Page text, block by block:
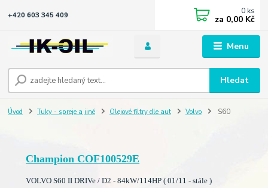
Menu
Hledat
+420 603 345 409 0 ks
za 0,00 Kč
Úvod Tuky - spreje a jiné Olejové filtry dle aut Volvo S60
Champion COF100529E
VOLVO S60 II DRIVe / D2 - 84kW/114HP ( 01/11 - stále )